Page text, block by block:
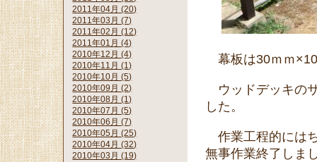
幕板は30ｍｍ
ウッドデッキの
した。
作業工程的には
無事作業終了しま
2011年04月 (20)
2011年03月 (7)
2011年02月 (12)
2011年01月 (4)
2010年12月 (4)
2010年11月 (1)
2010年10月 (5)
2010年09月 (2)
2010年08月 (1)
2010年07月 (5)
2010年06月 (7)
2010年05月 (25)
2010年04月 (32)
2010年03月 (19)